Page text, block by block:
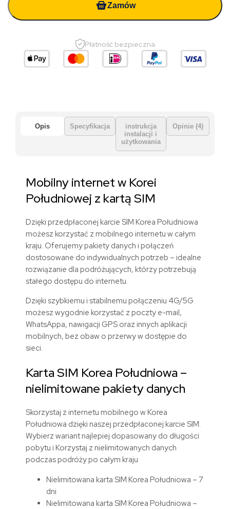
Zamów
Płatność bezpieczna
Opis Specyfikacja
instrukcja
instalacji i
użytkowania
Opinie (4)
Mobilny internet w Korei
Południowej z kartą SIM
Dzięki przedpłaconej karcie SIM Korea Południowa
możesz korzystać z mobilnego internetu w całym
kraju. Oferujemy pakiety danych i połączeń
dostosowane do indywidualnych potrzeb – idealne
rozwiązanie dla podróżujących, którzy potrzebują
stałego dostępu do internetu.
Dzięki szybkiemu i stabilnemu połączeniu 4G/5G
możesz wygodnie korzystać z poczty e-mail,
WhatsAppa, nawigacji GPS oraz innych aplikacji
mobilnych, bez obaw o przerwy w dostępie do
sieci.
Karta SIM Korea Południowa –
nielimitowane pakiety danych
Skorzystaj z internetu mobilnego w Korea
Południowa dzięki naszej przedpłaconej karcie SIM.
Wybierz wariant najlepiej dopasowany do długości
pobytu i Korzystaj z nielimitowanych danych
podczas podróży po całym kraju
Nielimitowana karta SIM Korea Południowa – 7
dni
Nielimitowana karta SIM Korea Południowa –